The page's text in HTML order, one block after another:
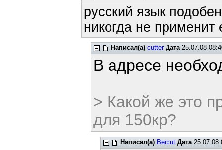
русский язык
никогда не применит
Написал(а) cutter Дата25.07.08
В адресе
> Какой же это
для 150кр?
Написал(а) Bercut Дата25.07.08